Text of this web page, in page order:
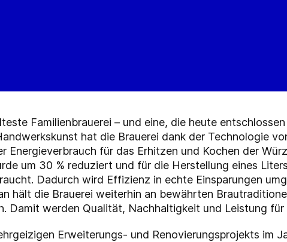
Familienbrauerei – und eine, die heute
hat die Brauerei dank der Technologie
Energieverbrauch für das Erhitzen und Kochen der
um 30 % reduziert und für die Herstellung eines
Dadurch wird Effizienz in echte Einsparungen
hält die Brauerei weiterhin an bewährten
Damit werden Qualität, Nachhaltigkeit und Leistung
Erweiterungs- und Renovierungsprojekts im